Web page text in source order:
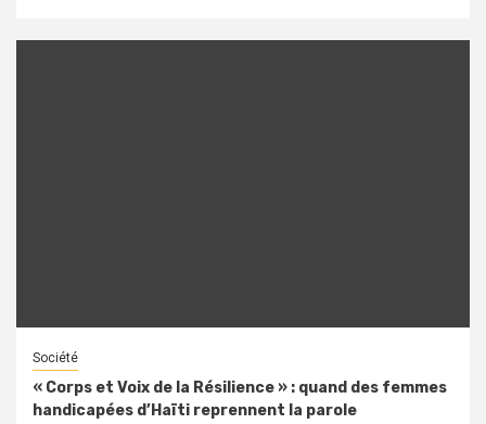
Société
« Corps et Voix de la Résilience » : quand des femmes
handicapées d’Haïti reprennent la parole